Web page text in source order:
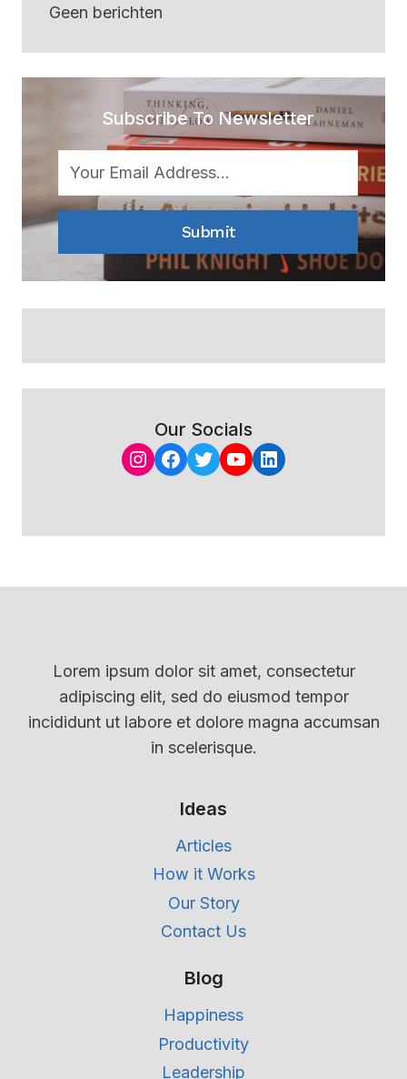
Geen berichten
Subscribe To Newsletter
Submit
Our Socials
Instagram
Facebook
Twitter
YouTube
LinkedIn
Lorem ipsum dolor sit amet, consectetur
adipiscing elit, sed do eiusmod tempor
incididunt ut labore et dolore magna accumsan
in scelerisque.
Ideas
Articles
How it Works
Our Story
Contact Us
Blog
Happiness
Productivity
Leadership